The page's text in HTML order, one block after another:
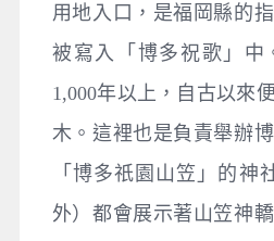
用地入口，是福岡縣的
被寫入「博多祝歌」中
1,000年以上，自古以來
木。這裡也是負責舉辦
「博多祇園山笠」的神
外）都會展示著山笠神